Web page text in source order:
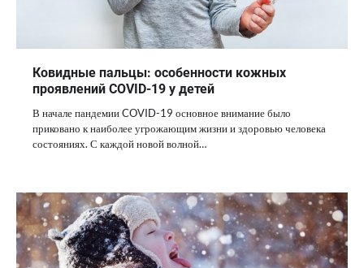
Ковидные пальцы: особенности кожных
проявлений COVID-19 у детей
В начале пандемии COVID-19 основное внимание было
приковано к наиболее угрожающим жизни и здоровью человека
состояниях. С каждой новой волной…